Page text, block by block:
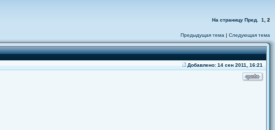
На страницу Пред. 1 2
Предыдущая тема | Следующая тема
Добавлено: 14 сен 2011, 16:21